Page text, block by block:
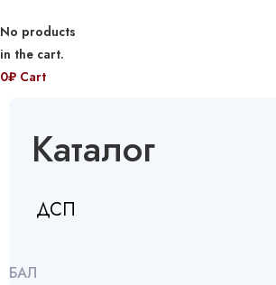
No products
in the cart.
0₽ Cart
Каталог
ДСП
БАЛ